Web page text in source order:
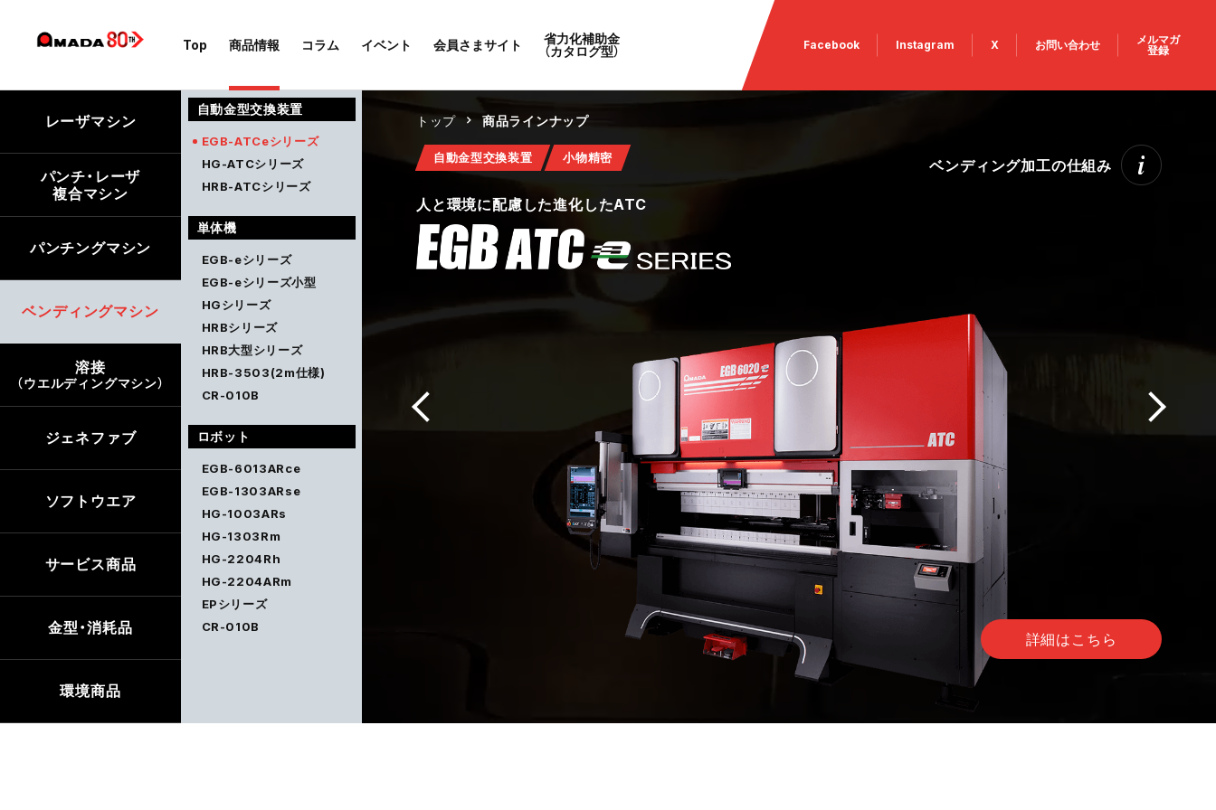
Top 商品情報 コラム イベント 会員さまサイト
省力化補助金
（カタログ型）
Facebook Instagram X お問い合わせ
メルマガ
登録
レーザマシン
パンチ・レーザ
複合マシン
パンチングマシン
ベンディングマシン
溶接
（ウエルディングマシン）
ジェネファブ
ソフトウエア
サービス商品
金型・消耗品
環境商品
自動金型交換装置
EGB-ATCeシリーズ
HG-ATCシリーズ
HRB-ATCシリーズ
単体機
EGB-eシリーズ
EGB-eシリーズ小型
HGシリーズ
HRBシリーズ
HRB大型シリーズ
HRB-3503(2m仕様)
CR-010B
ロボット
EGB-6013ARce
EGB-1303ARse
HG-1003ARs
HG-1303Rm
HG-2204Rh
HG-2204ARm
EPシリーズ
CR-010B
トップ 商品ラインナップ
自動金型交換装置 小物精密
人と環境に配慮した進化したATC
自動金型交換装置
究極の多品種少量対応ベンディングマシン
自動金型交換装置 小物精密
AFH-ATC金型・自動金型交換装置搭載ベンディングマシン
単体機 小物精密
人と環境に配慮したサーボベンディングマシン
単体機 小物精密
人と環境に配慮したサーボベンディングマシン
単体機 小物精密 長尺/中厚板
新ハイブリッド・ドライブシステム搭載
単体機 小物精密 長尺/中厚板
ハイブリッド・ドライブ搭載レトロフィット対応ベンディングマシン
単体機 厚板/大物
ハイブリッド・ドライブシステム搭載 次世代大型ベンディングマシン
単体機 短尺/厚板
ハイブリッド・ドライブシステム搭載 高剛性特化仕様ベンディングマシン
協働ロボット
ベンディングロボット
ロボット 小物
電動サーボ小物ベンディング自動化システム
ロボット リブ・パネル
電動サーボ汎用ベンディング自動化システム
ロボット 中物
高精度ベンディングロボットシステム
ロボット リブ・パネル
リブ・長物対応曲げベンディングロボットシステム
ロボット 大物・重量物
大物・重量物対応曲げベンディングロボットシステム
ロボット リブ・パネル
リブ・パネル対応 全自動曲げシステム
ロボット パネルベンダー
パネル加工の領域を超えた！次世代ベンディング自動化マシン
協働ロボット
ベンディングロボット
詳細はこちら
ベンディング加工の仕組み